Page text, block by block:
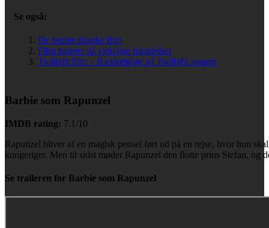
Se også:
De bedste danske film
Film baseret på virkelige hændelser
Twilight film – Rækkefølge på Twilight sagaen
Barbie som Rapunzel
IMDB rating: 7.1/10
Rapunzel bliver af en magisk pensel ført ud på en rejse, hvor hun
kongeriger. Men til sidst møder Rapunzel den flotte prins Stefan, og
Se traileren for Barbie som Rapunzel